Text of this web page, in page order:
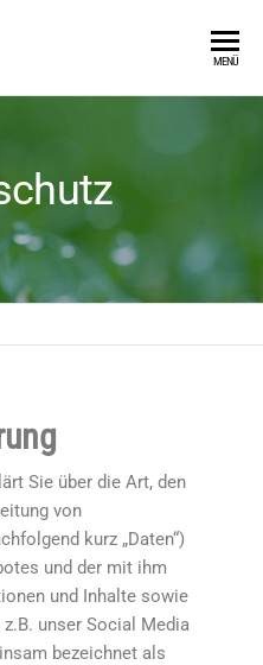
Naturheilpraxis
Barbara Josten
MENÜ
Sie über die Art, den
von
kurz „Daten“)
und der mit ihm
und Inhalte sowie
unser Social Media
bezeichnet als